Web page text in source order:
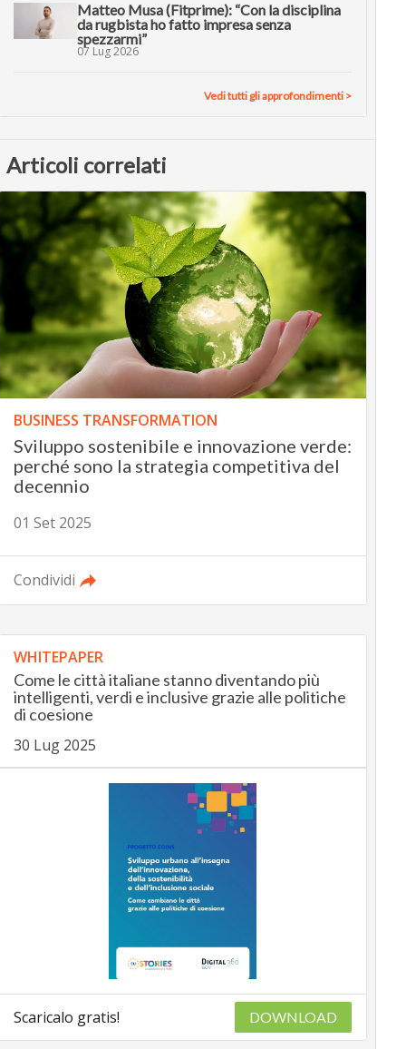
Matteo Musa (Fitprime): “Con la disciplina
da rugbista ho fatto impresa senza
spezzarmi”
07 Lug 2026
Vedi tutti gli approfondimenti >
Articoli correlati
BUSINESS TRANSFORMATION
Sviluppo sostenibile e innovazione verde:
perché sono la strategia competitiva del
decennio
01 Set 2025
Condividi
WHITEPAPER
Come le città italiane stanno diventando più
intelligenti, verdi e inclusive grazie alle politiche
di coesione
30 Lug 2025
Scaricalo gratis! DOWNLOAD